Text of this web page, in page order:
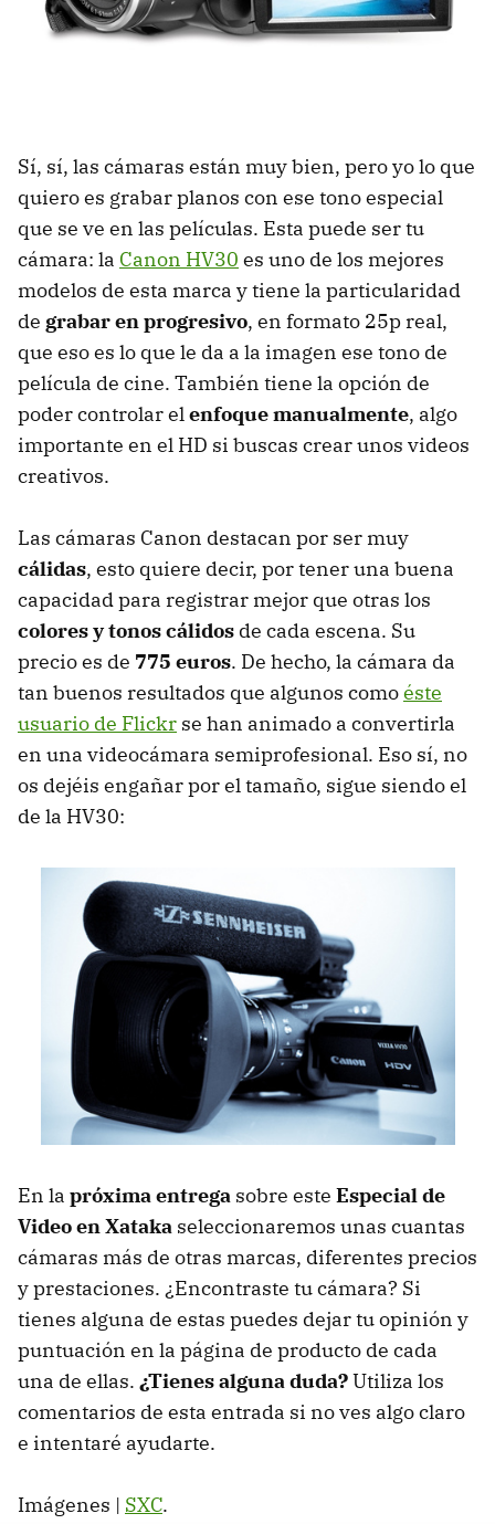
Sí, sí, las cámaras están muy bien, pero yo lo que
quiero es grabar planos con ese tono especial
que se ve en las películas. Esta puede ser tu
cámara: la Canon HV30 es uno de los mejores
modelos de esta marca y tiene la particularidad
de grabar en progresivo, en formato 25p real,
que eso es lo que le da a la imagen ese tono de
película de cine. También tiene la opción de
poder controlar elenfoque manualmente, algo
importante en el HD si buscas crear unos videos
creativos.
Las cámaras Canon destacan por ser muy
cálidas, esto quiere decir, por tener una buena
capacidad para registrar mejor que otras los
colores y tonos cálidos de cada escena. Su
precio es de 775 euros. De hecho, la cámara da
tan buenos resultados que algunos comoéste
usuario de Flickr se han animado a convertirla
en una videocámara semiprofesional. Eso sí, no
os dejéis engañar por el tamaño, sigue siendo el
de la HV30:
En la próxima entrega sobre este Especial de
Video en Xataka seleccionaremos unas cuantas
cámaras más de otras marcas, diferentes precios
y prestaciones. ¿Encontraste tu cámara? Si
tienes alguna de estas puedes dejar tu opinión y
puntuación en la página de producto de cada
una de ellas. ¿Tienes alguna duda?Utiliza los
comentarios de esta entrada si no ves algo claro
e intentaré ayudarte.
Imágenes | SXC.